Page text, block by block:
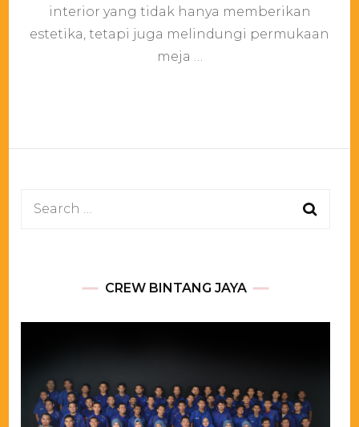
Rumbai
Area
interior yang tidak hanya memberikan
estetika, tetapi juga melindungi permukaan
meja …
Search
CREW BINTANG JAYA